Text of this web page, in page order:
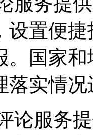
设置便
。国家
落实情
论服务